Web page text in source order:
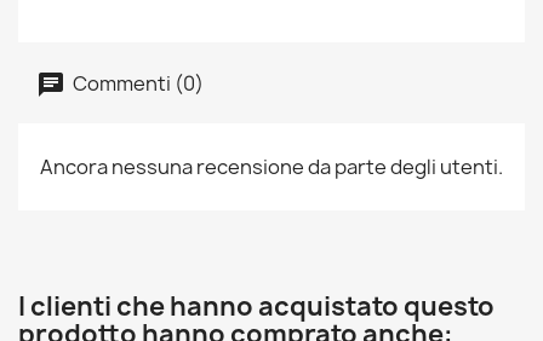
Commenti (0)
Ancora nessuna recensione da parte degli utenti.
I clienti che hanno acquistato questo